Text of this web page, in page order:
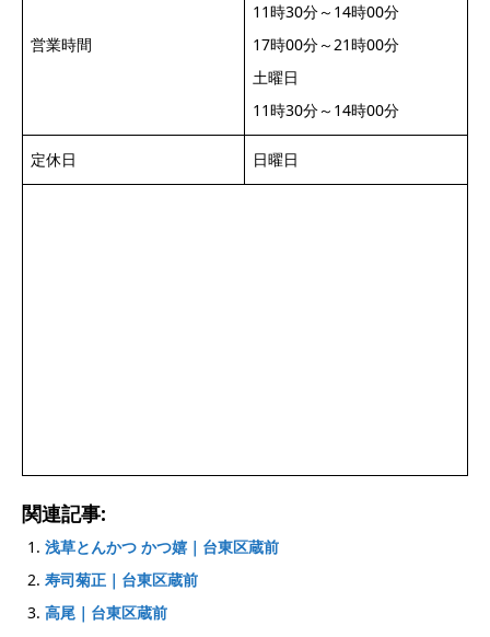
営業時間
11時30分～14時00分
17時00分～21時00分
土曜日
11時30分～14時00分
定休日 日曜日
関連記事:
浅草とんかつ かつ嬉｜台東区蔵前
寿司菊正｜台東区蔵前
高尾｜台東区蔵前